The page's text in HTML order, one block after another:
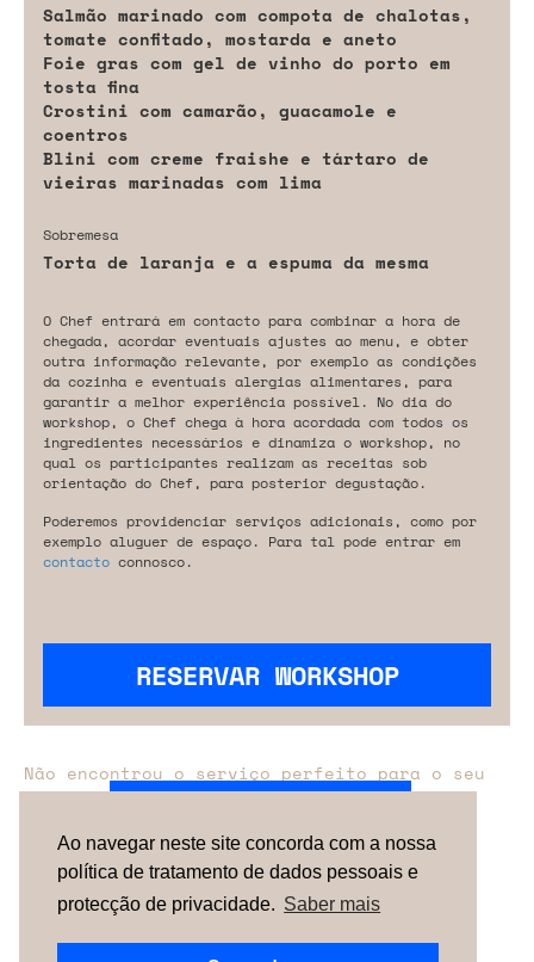
Ao navegar neste site concorda com a nossa
política de tratamento de dados pessoais e
protecção de privacidade. Saber mais
Salmão marinado com compota de chalotas,
tomate confitado, mostarda e aneto
Foie gras com gel de vinho do porto em
tosta fina
Crostini com camarão, guacamole e
coentros
Blini com creme fraishe e tártaro de
vieiras marinadas com lima
Sobremesa
Torta de laranja e a espuma da mesma
O Chef entrará em contacto para combinar a hora de
chegada, acordar eventuais ajustes ao menu, e obter
outra informação relevante, por exemplo as condições
da cozinha e eventuais alergias alimentares, para
garantir a melhor experiência possível. No dia do
workshop, o Chef chega à hora acordada com todos os
ingredientes necessários e dinamiza o workshop, no
qual os participantes realizam as receitas sob
orientação do Chef, para posterior degustação.
Poderemos providenciar serviços adicionais, como por
exemplo aluguer de espaço. Para tal pode entrar em
contacto connosco.
RESERVAR WORKSHOP
Não encontrou o serviço perfeito para o seu
evento?
Entre em contacto connosco.
TERMOS & CONDIÇÕES SOBRE NÓS
COMO
FUNCIONA
CONTACTOS
NEWSLETTER
ESPAÑA | PORTUGAL| UNITED KINGDOM